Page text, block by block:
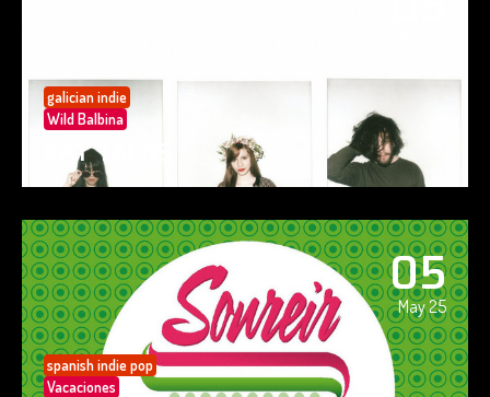
galician indie
Wild Balbina
EAT TACOS
05
May 25
spanish indie pop
Vacaciones